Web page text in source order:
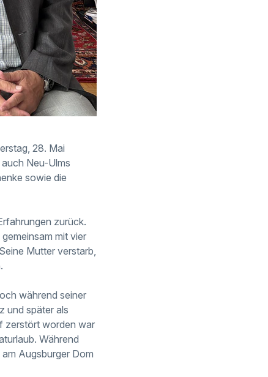
28. Mai
Neu-Ulms
sowie die
zurück.
mit vier
Mutter verstarb,
während seiner
und später als
zerstört worden war
Während
Augsburger Dom